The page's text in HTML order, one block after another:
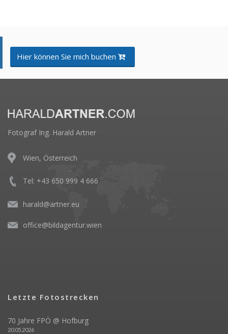
Hier können Sie mich buchen
Fotograf Ing. Harald Artner
Wien, Österreich
Tel: +43 650 999 4 666
harald@artner.eu
office@bildagentur.wien
Letzte Fotostrecken
70 Jahre FPÖ @ Hofburg
20.05.2026